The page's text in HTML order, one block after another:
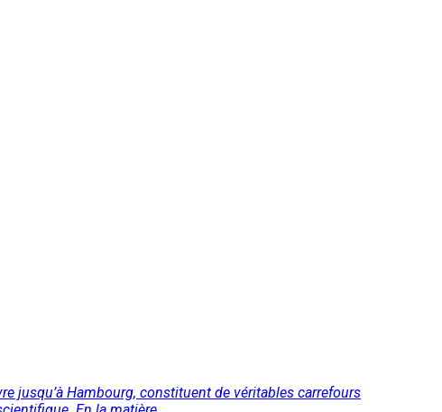
jusqu’à Hambourg, constituent de véritables carrefours